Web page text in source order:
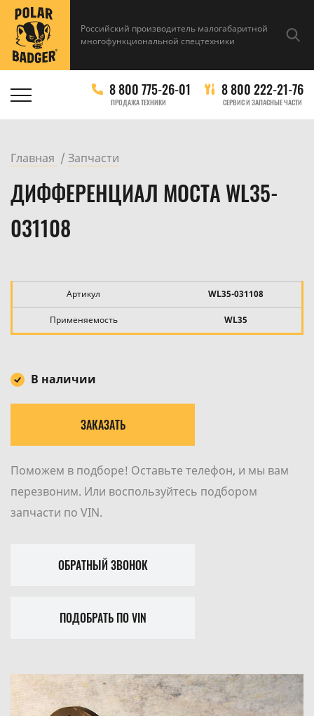
Российский производитель малогабаритной
многофункциональной спецтехники
8 800 775-26-01
ПРОДАЖА ТЕХНИКИ
8 800 222-21-76
СЕРВИС И ЗАПАСНЫЕ ЧАСТИ
Главная Запчасти
ДИФФЕРЕНЦИАЛ МОСТА WL35-
031108
Артикул WL35-031108
Применяемость WL35
В наличии
ЗАКАЗАТЬ
Поможем в подборе! Оставьте телефон, и мы вам
перезвоним. Или воспользуйтесь подбором
запчасти по VIN.
ОБРАТНЫЙ ЗВОНОК
ПОДОБРАТЬ ПО VIN